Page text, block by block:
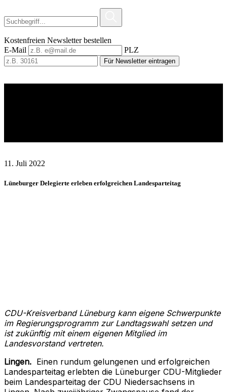
Kostenfreien Newsletter bestellen
E-Mail
PLZ
Für Newsletter eintragen
11. Juli 2022
Lüneburger Delegierte erleben erfolgreichen Landesparteitag
CDU-Kreisverband Lüneburg kann eigene Schwerpunkte
im Regierungsprogramm zur Landtagswahl setzen und
ist zukünftig mit einem eigenen Mitglied im
Landesvorstand vertreten.
Lingen. Einen rundum gelungenen und erfolgreichen
Landesparteitag erlebten die Lüneburger CDU-Mitglieder
beim Landesparteitag der CDU Niedersachsens in